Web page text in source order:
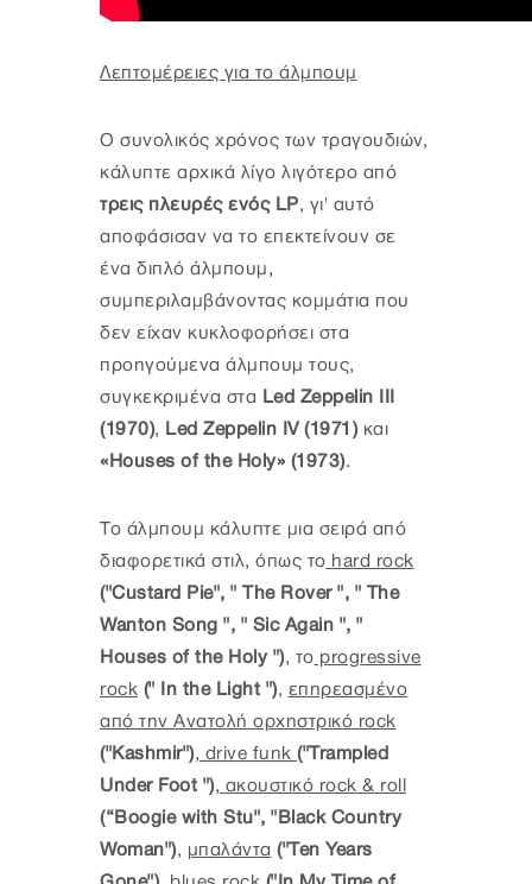
Λεπτομέρειες για το άλμπουμ
Ο συνολικός χρόνος των τραγουδιών,
κάλυπτε αρχικά λίγο λιγότερο από
τρεις πλευρές ενός LP, γι' αυτό
αποφάσισαν να το επεκτείνουν σε
ένα διπλό άλμπουμ,
συμπεριλαμβάνοντας κομμάτια που
δεν είχαν κυκλοφορήσει στα
προηγούμενα άλμπουμ τους,
συγκεκριμένα στα Led Zeppelin III
(1970), Led Zeppelin IV (1971)και
«Houses of the Holy» (1973).
Το άλμπουμ κάλυπτε μια σειρά από
διαφορετικά στιλ, όπως το hard rock
("Custard Pie", " The Rover ", " The
Wanton Song ", " Sic Again ", "
Houses of the Holy "), το progressive
rock (" In the Light "), επηρεασμένο
από την Ανατολή ορχηστρικό rock
("Kashmir"), drive funk ("Trampled
Under Foot "), ακουστικό rock & roll
(“Boogie with Stu", "Black Country
Woman"), μπαλάντα ("Ten Years